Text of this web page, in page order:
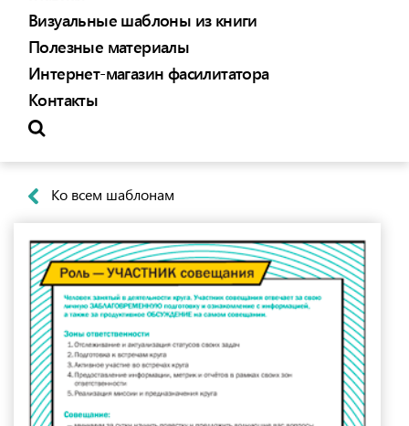
Визуальные шаблоны из книги
Полезные материалы
Интернет-магазин фасилитатора
Контакты
Ко всем шаблонам